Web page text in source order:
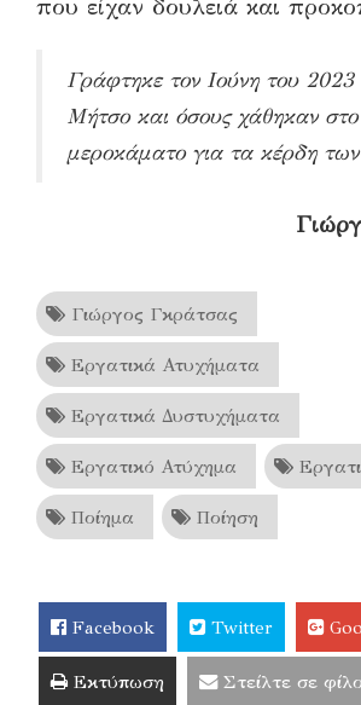
που είχαν δουλειά και
Γράφτηκε τον Ιούνη του 2023
Μήτσο και όσους χάθηκαν στο
μεροκάματο για τα κέρδη
Γιώργος Γκράτσας
Εργατικά Ατυχήματα
Εργατικά Δυστυχήματα
Εργατικό Ατύχημα
Ποίημα Ποίηση
Facebook Twitter
Εκτύπωση Στείλτε σε φίλο